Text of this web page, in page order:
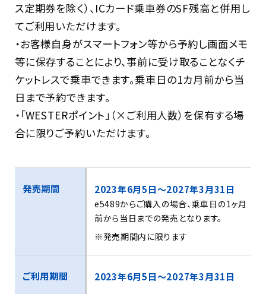
ス定期券を除く）、ICカード乗車券のSF残高と併用し
てご利用いただけます。
・お客様自身がスマートフォン等から予約し画面メモ
等に保存することにより、事前に受け取ることなくチ
ケットレスで乗車できます。乗車日の1カ月前から当
日まで予約できます。
・「WESTERポイント」（×ご利用人数）を保有する場
合に限りご予約いただけます。
発売期間 2023年6月5日～2027年3月31日
e5489からご購入の場合、乗車日の1ヶ月
前から当日までの発売となります。
※発売期間内に限ります
ご利用期間 2023年6月5日～2027年3月31日